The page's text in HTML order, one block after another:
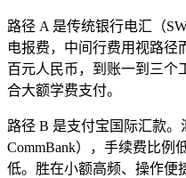
路径 A 是传统银行电汇（
电报费，中间行费用视路径
百元人民币，到账一到三个
合大额学费支付。
路径 B 是支付宝国际汇款
CommBank），手续费比例
低。胜在小额高频、操作便